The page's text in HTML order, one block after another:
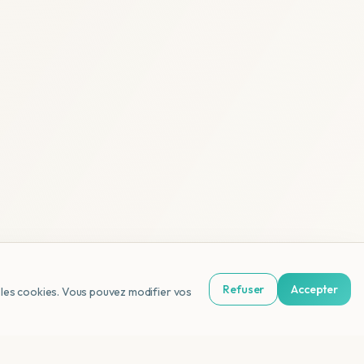
cookies. Vous pouvez modifier vos Refuser
Accepter
NL